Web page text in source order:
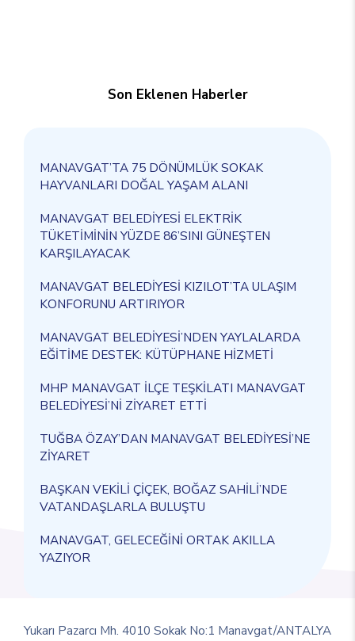
Son Eklenen Haberler
MANAVGAT’TA 75 DÖNÜMLÜK SOKAK
HAYVANLARI DOĞAL YAŞAM ALANI
MANAVGAT BELEDİYESİ ELEKTRİK
TÜKETİMİNİN YÜZDE 86’SINI GÜNEŞTEN
KARŞILAYACAK
MANAVGAT BELEDİYESİ KIZILOT’TA ULAŞIM
KONFORUNU ARTIRIYOR
MANAVGAT BELEDİYESİ’NDEN YAYLALARDA
EĞİTİME DESTEK: KÜTÜPHANE HİZMETİ
MHP MANAVGAT İLÇE TEŞKİLATI MANAVGAT
BELEDİYESİ’Nİ ZİYARET ETTİ
TUĞBA ÖZAY’DAN MANAVGAT BELEDİYESİ’NE
ZİYARET
BAŞKAN VEKİLİ ÇİÇEK, BOĞAZ SAHİLİ’NDE
VATANDAŞLARLA BULUŞTU
MANAVGAT, GELECEĞİNİ ORTAK AKILLA
YAZIYOR
Yukarı Pazarcı Mh. 4010 Sokak No:1 Manavgat/ANTALYA